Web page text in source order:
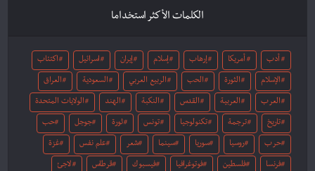
الكلمات الأكثر استخداما
أدب أمريكا إرهاب إسلام إيران اسرائيل اكتئاب
الإسلام الثورة الحب الربيع العربي السعودية العراق
العرب العربية القدس النكبة الهند الولايات المتحدة
تاريخ ترجمة تكنولوجيا تونس ثورة جوجل حب
حرب روسيا سوريا سينما شعر علم نفس غزة
فرنسا فلسطين فوتوغرافيا فيسبوك قرطاس لاجئ